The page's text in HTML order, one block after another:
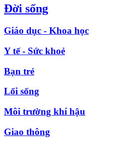
Đời sống
Giáo dục - Khoa học
Y tế - Sức khoẻ
Bạn trẻ
Lối sống
Môi trường khí hậu
Giao thông